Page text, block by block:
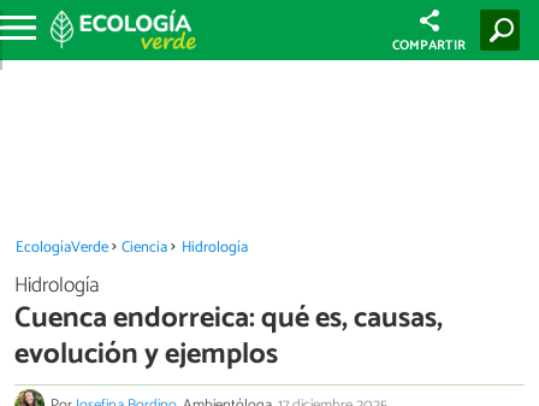
COMPARTIR
EcologíaVerde Ciencia Hidrología
Hidrología
Cuenca endorreica: qué es, causas,
evolución y ejemplos